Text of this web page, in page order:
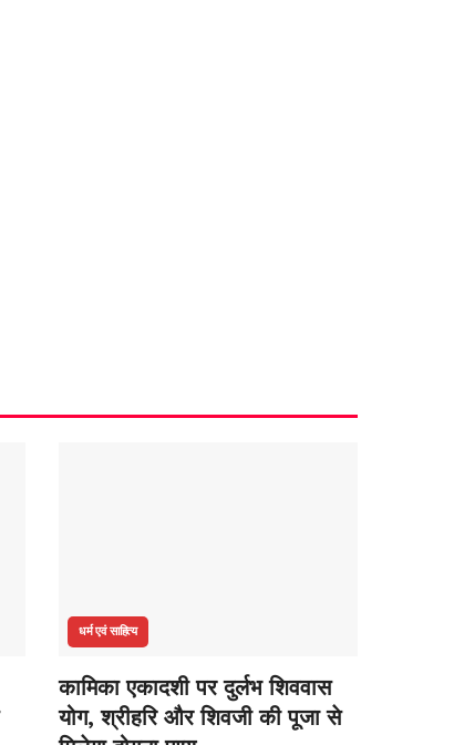
धर्म एवं साहित्य
कामिका एकादशी पर दुर्लभ शिववास
योग, श्रीहरि और शिवजी की पूजा से